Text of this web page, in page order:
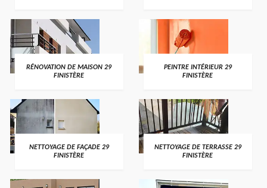
RÉNOVATION DE MAISON 29
FINISTÈRE
PEINTRE INTÉRIEUR 29
FINISTÈRE
NETTOYAGE DE FAÇADE 29
FINISTÈRE
NETTOYAGE DE TERRASSE 29
FINISTÈRE